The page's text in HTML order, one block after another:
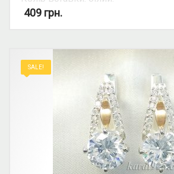
Вид: круглий камінь.
409 грн.
SALE!